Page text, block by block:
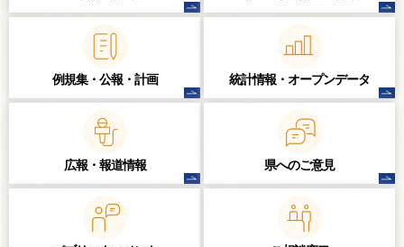
例規集・公報・計画 統計情報・ オープンデータ
広報・報道情報 県へのご意見